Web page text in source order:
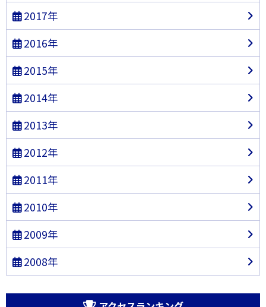
2017年
2016年
2015年
2014年
2013年
2012年
2011年
2010年
2009年
2008年